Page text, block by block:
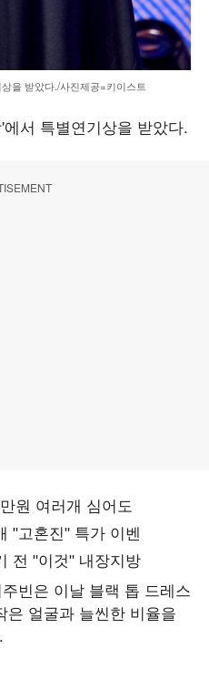
을 받았다./사진제공=키이스트
서 특별연기상을 받았다.
빈은 이날 블랙 톱 드레스
은 얼굴과 늘씬한 비율을